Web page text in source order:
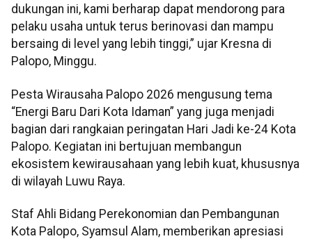
dukungan ini, kami berharap dapat mendorong para
pelaku usaha untuk terus berinovasi dan mampu
bersaing di level yang lebih tinggi,” ujar Kresna di
Palopo, Minggu.
Pesta Wirausaha Palopo 2026 mengusung tema
“Energi Baru Dari Kota Idaman” yang juga menjadi
bagian dari rangkaian peringatan Hari Jadi ke-24 Kota
Palopo. Kegiatan ini bertujuan membangun
ekosistem kewirausahaan yang lebih kuat, khususnya
di wilayah Luwu Raya.
Staf Ahli Bidang Perekonomian dan Pembangunan
Kota Palopo, Syamsul Alam, memberikan apresiasi